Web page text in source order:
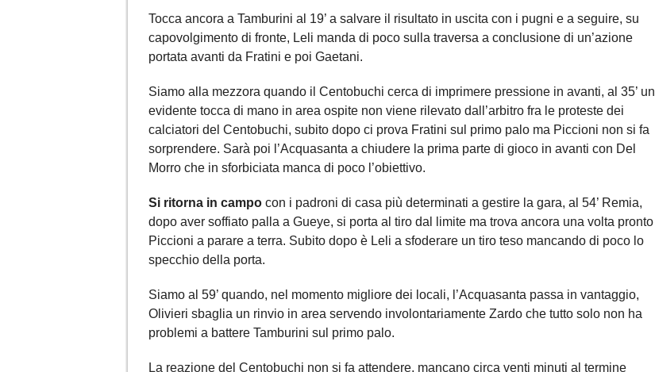
Tocca ancora a Tamburini al 19’ a salvare il risultato in uscita con i pugni e a seguire, su
capovolgimento di fronte, Leli manda di poco sulla traversa a conclusione di un’azione
portata avanti da Fratini e poi Gaetani.
Siamo alla mezzora quando il Centobuchi cerca di imprimere pressione in avanti, al 35’ un
evidente tocca di mano in area ospite non viene rilevato dall’arbitro fra le proteste dei
calciatori del Centobuchi, subito dopo ci prova Fratini sul primo palo ma Piccioni non si fa
sorprendere. Sarà poi l’Acquasanta a chiudere la prima parte di gioco in avanti con Del
Morro che in sforbiciata manca di poco l’obiettivo.
Si ritorna in campo con i padroni di casa più determinati a gestire la gara, al 54’ Remia,
dopo aver soffiato palla a Gueye, si porta al tiro dal limite ma trova ancora una volta pronto
Piccioni a parare a terra. Subito dopo è Leli a sfoderare un tiro teso mancando di poco lo
specchio della porta.
Siamo al 59’ quando, nel momento migliore dei locali, l’Acquasanta passa in vantaggio,
Olivieri sbaglia un rinvio in area servendo involontariamente Zardo che tutto solo non ha
problemi a battere Tamburini sul primo palo.
La reazione del Centobuchi non si fa attendere, mancano circa venti minuti al termine